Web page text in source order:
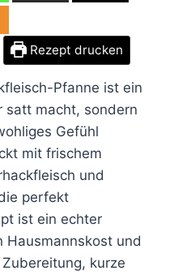
Rezept drucken
Pfanne ist ein
satt macht, sondern
Gefühl
mit frischem
und
perfekt
ist ein echter
Hausmannskost und
kurze